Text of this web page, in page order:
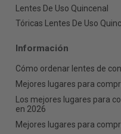
Lentes De Uso Quincenal
Tóricas Lentes De Uso
Información
Cómo ordenar lentes de
Mejores lugares para
Los mejores lugares para
en 2026
Mejores lugares para